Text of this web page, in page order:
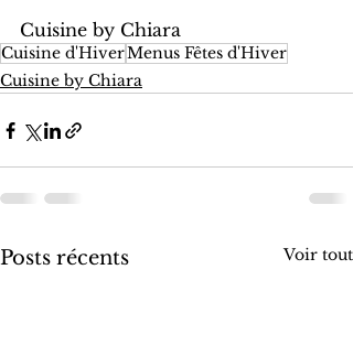
Cuisine by Chiara
Cuisine d'HiverMenus Fêtes d'Hiver
Cuisine by Chiara
Posts récents Voir tout